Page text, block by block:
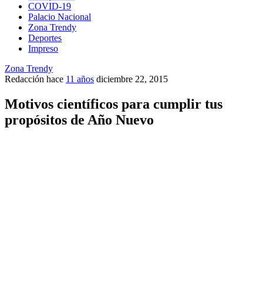
COVID-19
Palacio Nacional
Zona Trendy
Deportes
Impreso
Zona Trendy
Redacción hace 11 años diciembre 22, 2015
Motivos científicos para cumplir tus
propósitos de Año Nuevo